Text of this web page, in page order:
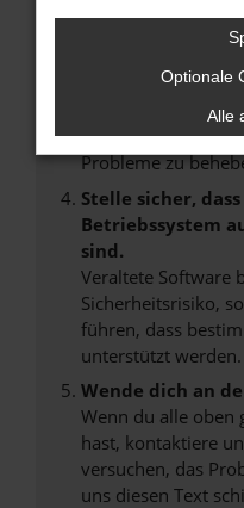
verhindern.
anderen Browser
Starte dein Gerät
Das kann
Probleme zu
Stelle sicher,
Betriebssystem
sind.
Veraltete Software
Sicherheitsrisiko,
führen, dass
unterstützt werden.
Wende dich an
Wenn du alle oben
hast, kontaktiere
versuchen, das
uns diesen Text
Optionale
Alle